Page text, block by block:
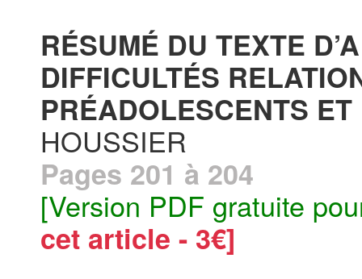
RÉSUMÉ DU TEXTE
DIFFICULTÉS
PRÉADOLESCENTS
HOUSSIER
Pages 201 à 204
[Version PDF gratuite
cet article - 3€]